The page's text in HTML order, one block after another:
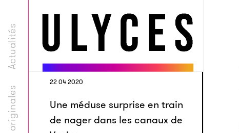
Actualités
22 04 2020
Une méduse surprise en train
de nager dans les canaux de